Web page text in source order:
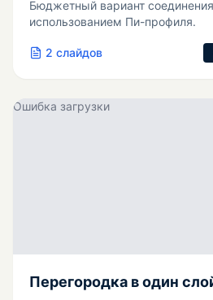
Бюджетный вариант
использованием Пи-профиля.
2 слайдов
Ошибка загрузки
Перегородка в один